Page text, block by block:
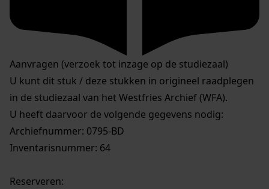
Aanvragen (verzoek tot inzage op de studiezaal)
U kunt dit stuk / deze stukken in origineel raadplegen
in de studiezaal van het Westfries Archief (WFA).
U heeft daarvoor de volgende gegevens nodig:
Archiefnummer: 0795-BD
Inventarisnummer: 64
Reserveren: